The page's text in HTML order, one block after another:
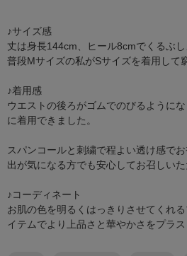
♪サイズ感
丈は身長144cm、ヒール8cmでくるぶし
普段Mサイズの私がSサイズを着用して
♪着用感
ウエストの後ろがゴムでのびるように
に着用できました。
スパンコールと刺繍で程よい透け感で
出が気になる方でも安心してお召しいた
♪コーディネート
お肌の色を明るくはっきりさせてくれ
イテムでより上品さと華やかさをプラ